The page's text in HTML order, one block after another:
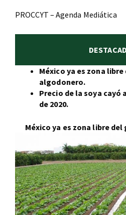
PROCCYT – Agenda Mediática
México ya es zona
algodonero.
Precio de la soya cayó
de 2020.
México ya es zona libre